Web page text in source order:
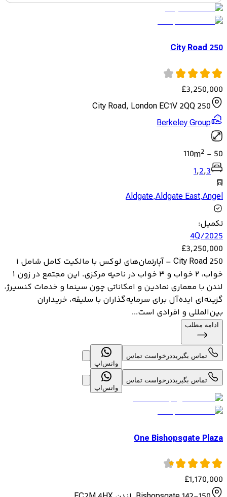
250 City Road
£3,250,000
250 City Road, London EC1V 2QQ
Berkeley Group
50
-
110m2
1,2,3
Aldgate,Aldgate East,Angel
تکمیل:
4Q/2025
£3,250,000
250 City Road – آپارتمان‌های لوکس با مالکیت کامل شامل ۱
خواب، ۲ خواب و ۳ خواب در ناحیه مرکزی. این مجتمع در زون ۱
لندن با معماری نمادین و امکاناتی چون سینما و خدمات کنسیرژ،
گزینه‌ای ایده‌آل برای سرمایه‌گذاران با سلیقه، خریداران
بین‌المللی و افرادی است...
ادامه مطلب
تماس بگیرید درخواست تماس
واتس‌اپ
تماس بگیرید درخواست تماس
واتس‌اپ
One Bishopsgate Plaza
£1,170,000